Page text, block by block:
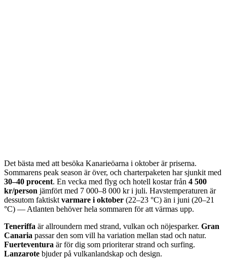
Det bästa med att besöka Kanarieöarna i oktober är priserna.
Sommarens peak season är över, och charterpaketen har sjunkit med
30–40 procent. En vecka med flyg och hotell kostar från 4 500
kr/person jämfört med 7 000–8 000 kr i juli. Havstemperaturen är
dessutom faktisktvarmare i oktober (22–23 °C) än i juni (20–21
°C) — Atlanten behöver hela sommaren för att värmas upp.
Teneriffa är allroundern med strand, vulkan och nöjesparker. Gran
Canaria passar den som vill ha variation mellan stad och natur.
Fuerteventura är för dig som prioriterar strand och surfing.
Lanzarote bjuder på vulkanlandskap och design.